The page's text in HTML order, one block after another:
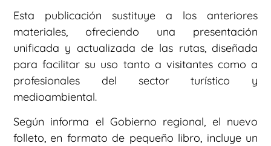
Esta publicación sustituye a los anteriores
materiales, ofreciendo una presentación
unificada y actualizada de las rutas, diseñada
para facilitar su uso tanto a visitantes como a
profesionales del sector turístico y
medioambiental.
Según informa el Gobierno regional, el nuevo
folleto, en formato de pequeño libro, incluye un